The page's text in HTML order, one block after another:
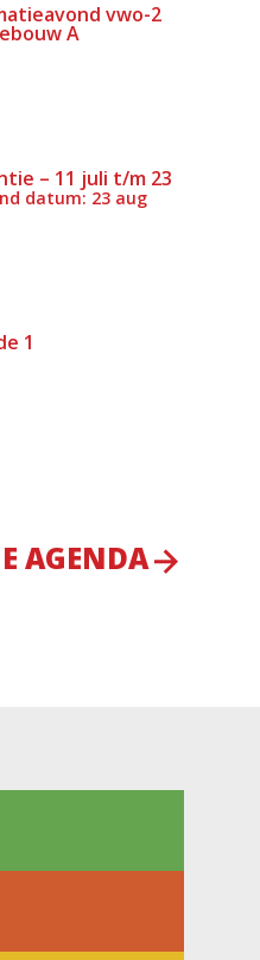
vwo-2
A
– 11 juli t/m 23
datum: 23 aug
1
AGENDA